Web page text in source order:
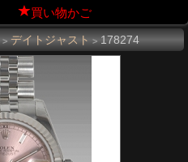
買い物かご
> デイトジャスト > 178274